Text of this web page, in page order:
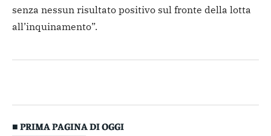
senza nessun risultato positivo sul fronte della lotta
all’inquinamento”.
■ PRIMA PAGINA DI OGGI